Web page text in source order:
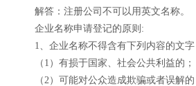
解答：注册公司不可以用英文名称。
企业名称申请登记的原则:
1、企业名称不得含有下列内容的文字
（1）有损于国家、社会公共利益的；
（2）可能对公众造成欺骗或者误解的